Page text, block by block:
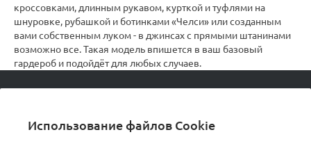
Использование файлов Cookie
кроссовками, длинным рукавом, курткой и туфлями на
шнуровке, рубашкой и ботинками «Челси» или созданным
вами собственным луком - в джинсах с прямыми штанинами
возможно все. Такая модель впишется в ваш базовый
гардероб и подойдёт для любых случаев.